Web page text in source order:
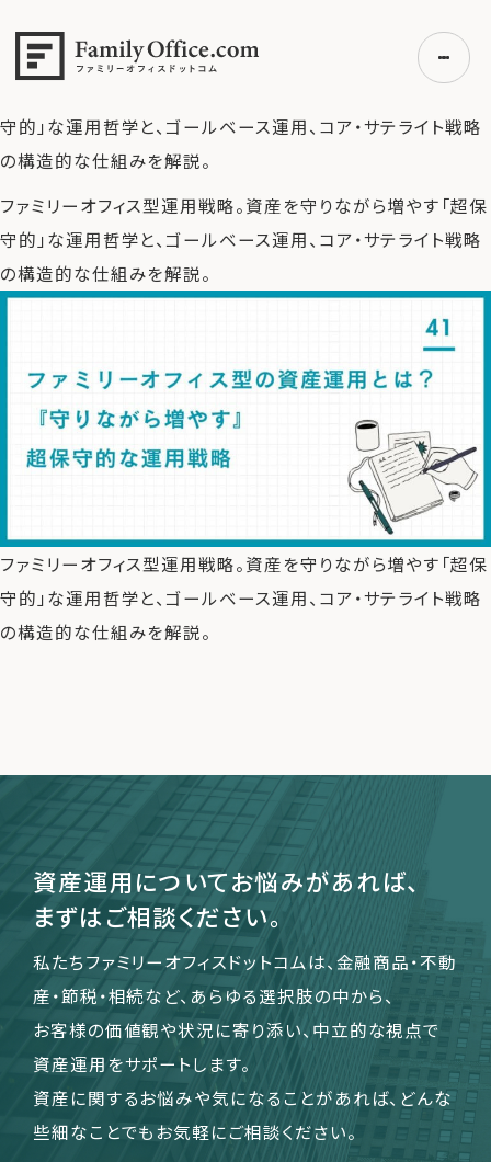
初めての方へ
ご利用の流れ・プラン
事例紹介
エキスパート一覧
コラム
利用者の声
無料ご相談
運営会社
ファミリーオフィスとは
関連書籍
の資産運用とは？『守りながら増やす』超保守的な運用戦略>
守的」な運用哲学と、ゴールベース運用、コア・サテライト戦略
の構造的な仕組みを解説。
ファミリーオフィス型運用戦略。資産を守りながら増やす「超保
守的」な運用哲学と、ゴールベース運用、コア・サテライト戦略
の構造的な仕組みを解説。
ファミリーオフィス型運用戦略。資産を守りながら増やす「超保
守的」な運用哲学と、ゴールベース運用、コア・サテライト戦略
の構造的な仕組みを解説。
資産運用についてお悩みがあれば、
まずはご相談ください。
私たちファミリーオフィスドットコムは、金融商品・不動
産・節税・相続など、あらゆる選択肢の中から、
お客様の価値観や状況に寄り添い、中立的な視点で
資産運用をサポートします。
資産に関するお悩みや気になることがあれば、どんな
些細なことでもお気軽にご相談ください。